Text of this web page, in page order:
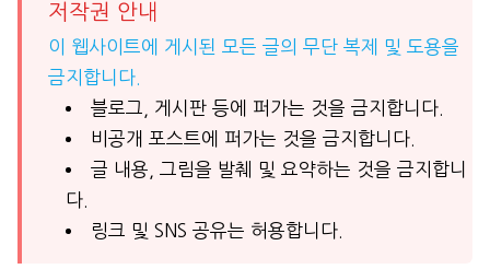
저작권 안내
이 웹사이트에 게시된 모든 글의 무단 복제 및 도용을
금지합니다.
블로그, 게시판 등에 퍼가는 것을 금지합니다.
비공개 포스트에 퍼가는 것을 금지합니다.
글 내용, 그림을 발췌 및 요약하는 것을 금지합니
다.
링크 및 SNS 공유는 허용합니다.